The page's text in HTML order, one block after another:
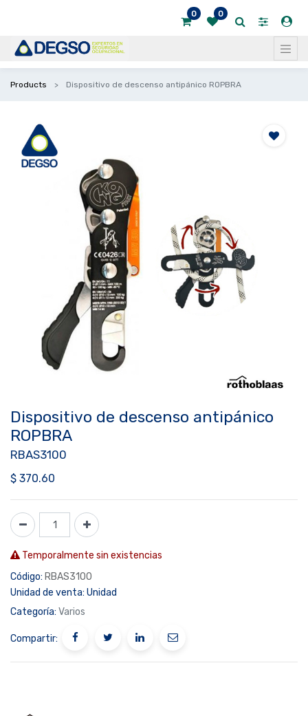
0 0
Products Dispositivo de descenso antipánico ROPBRA
Dispositivo de descenso antipánico
ROPBRA
RBAS3100
$ 370.60
Temporalmente sin existencias
Código: RBAS3100
Unidad de venta: Unidad
Categoría: Varios
Compartir: